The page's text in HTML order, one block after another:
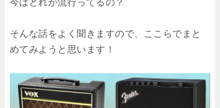
今はどれが流行ってるの？
そんな話をよく聞きますので、ここらでまと
めてみようと思います！